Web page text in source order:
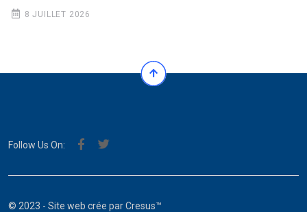
8 JUILLET 2026
Follow Us On:
© 2023 - Site web crée parCresus™